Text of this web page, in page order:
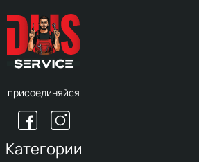
присоединяйся
Категории